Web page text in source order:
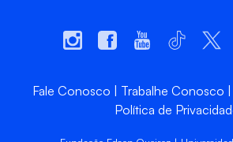
Fale Conosco Trabalhe Conosco
Política de